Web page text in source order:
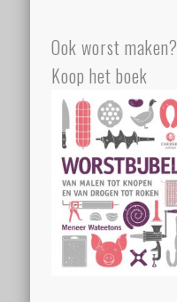
Ook worst maken?
Koop het boek